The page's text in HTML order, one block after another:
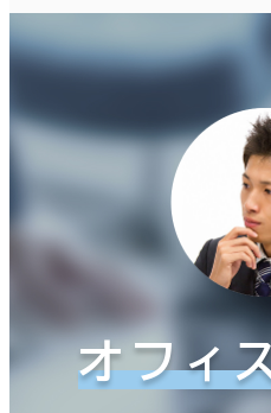
オフィ